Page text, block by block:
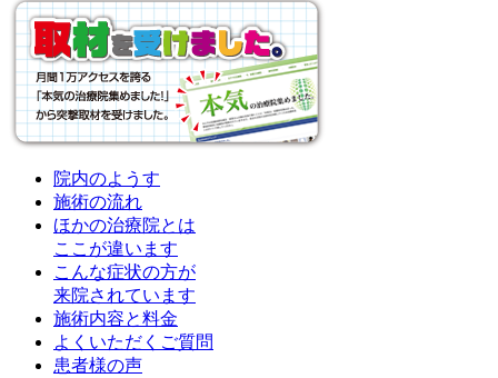
院内のようす
施術の流れ
ほかの治療院とは
ここが違います
こんな症状の方が
来院されています
施術内容と料金
よくいただくご質問
患者様の声